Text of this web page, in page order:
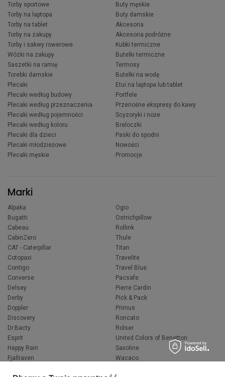
Torby sportowe
Torby na laptopa
Torby na tablet
Torby na zakupy
Torby i sakwy rowerowe
Wózki na zakupy
Saszetki na ramię
Torebki damskie
Plecaki
Plecaki według budowy
Plecaki według przeznaczenia
Plecaki według pojemności
Plecaki według koloru
Plecaki dla dzieci
Plecaki młodzieżowe
Plecaki męskie
Buty męskie
Buty damskie
Akcesoria
Akcesoria podróżne
Kubki termiczne
Butelki termiczne
Termosy
Butelki na wodę
Etui na laptopa lub tablet
Portfele
Przenośne ekspresy do kawy
Scyzoryki i noże
Breloczki
Paski do spodni
Nowości
Promocje
Marki
Alpaka
Bugatti
Cabeau
CabinZero
CAT - Caterpillar
Cotopaxi
Contigo
Converse
Delsey
Derby
Doppler
Discovery
Dr.Bacty
Esprit
Happy Rain
Fjallraven
Ogio
Ostrichpillow
Rollink
Thule
Titan
Travelite
Travel Blue
Pacsafe
Pierre Cardin
Pick & Pack
Primus
Roncato
Rolser
United Colors of Benetton
Saxoline
Wacaco